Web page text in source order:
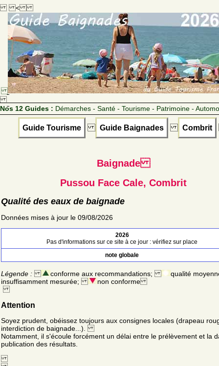
<
Nos 12 Guides : Démarches - Santé - Tourisme - Patrimoine -
Guide Tourisme Guide Baignades Combrit
Baignade
Pussou Face Cale, Combrit
Qualité des eaux de baignade
Données mises à jour le 09/08/2026
2026
Pas d'informations sur ce site à ce jour : vérifiez sur place
note globale
Légende : conforme aux recommandations;
qualité
insuffisamment mesurée;
non conforme
Attention
Soyez prudent, obéissez toujours aux consignes locales (drapeau
interdiction de baignade...).
Notamment, il s'écoule forcément un délai entre le prélèvement et la
publication des résultats.